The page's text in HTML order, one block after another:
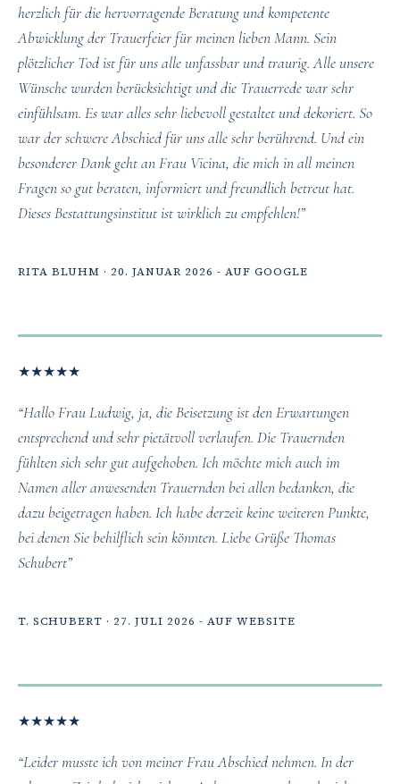
herzlich für die hervorragende Beratung und kompetente
Abwicklung der Trauerfeier für meinen lieben Mann. Sein
plötzlicher Tod ist für uns alle unfassbar und traurig. Alle unsere
Wünsche wurden berücksichtigt und die Trauerrede war sehr
einfühlsam. Es war alles sehr liebevoll gestaltet und dekoriert. So
war der schwere Abschied für uns alle sehr berührend. Und ein
besonderer Dank geht an Frau Vicina, die mich in all meinen
Fragen so gut beraten, informiert und freundlich betreut hat.
Dieses Bestattungsinstitut ist wirklich zu empfehlen!”
RITA BLUHM · 20. JANUAR 2026 - AUF GOOGLE
★★★★★
“Hallo Frau Ludwig, ja, die Beisetzung ist den Erwartungen
entsprechend und sehr pietätvoll verlaufen. Die Trauernden
fühlten sich sehr gut aufgehoben. Ich möchte mich auch im
Namen aller anwesenden Trauernden bei allen bedanken, die
dazu beigetragen haben. Ich habe derzeit keine weiteren Punkte,
bei denen Sie behilflich sein könnten. Liebe Grüße Thomas
Schubert”
T. SCHUBERT · 27. JULI 2026 - AUF WEBSITE
★★★★★
“Leider musste ich von meiner Frau Abschied nehmen. In der